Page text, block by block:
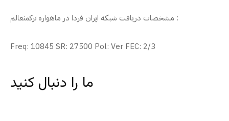
مشخصات دریافت شبکه ایران فردا در ماهواره ترکمنعالم :
Freq: 10845 SR: 27500 Pol: Ver FEC: 2/3
ما را دنبال کنید